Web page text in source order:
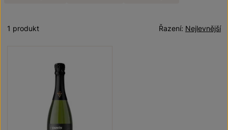
Nejlevnější
Řazení:
1 produkt